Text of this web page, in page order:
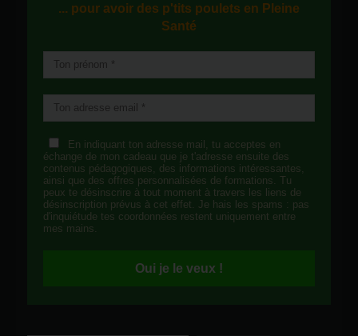
... pour avoir des p'tits poulets en Pleine
Santé
En indiquant ton adresse mail, tu acceptes en
échange de mon cadeau que je t'adresse ensuite des
contenus pédagogiques, des informations intéressantes,
ainsi que des offres personnalisées de formations. Tu
peux te désinscrire à tout moment à travers les liens de
désinscription prévus à cet effet. Je hais les spams : pas
d'inquiétude tes coordonnées restent uniquement entre
mes mains.
Oui je le veux !